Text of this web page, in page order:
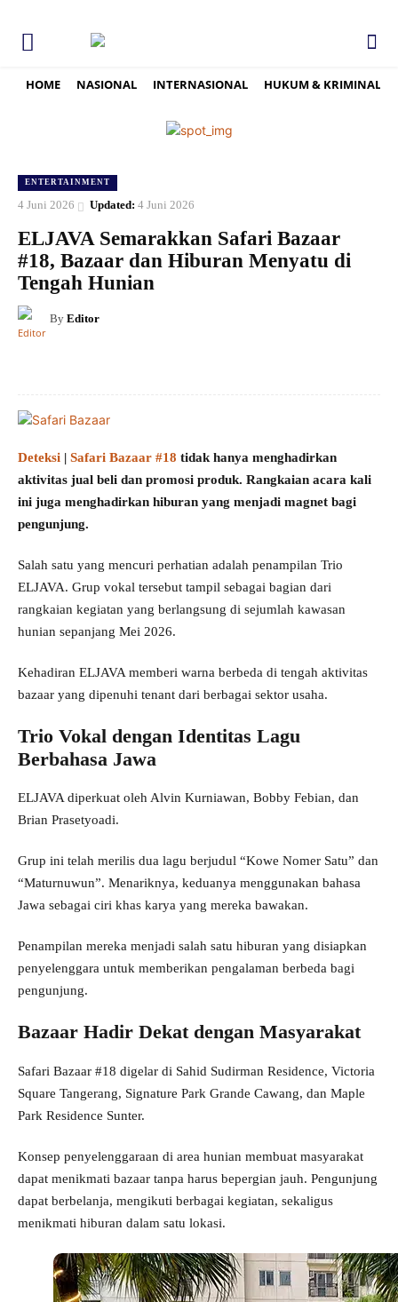
HOME NASIONAL INTERNASIONAL HUKUM & KRIMINAL
ENTERTAINMENT
4 Juni 2026 Updated: 4 Juni 2026
ELJAVA Semarakkan Safari Bazaar
#18, Bazaar dan Hiburan Menyatu di
Tengah Hunian
By Editor
Deteksi | Safari Bazaar #18 tidak hanya menghadirkan
aktivitas jual beli dan promosi produk. Rangkaian acara kali
ini juga menghadirkan hiburan yang menjadi magnet bagi
pengunjung.
Salah satu yang mencuri perhatian adalah penampilan Trio
ELJAVA. Grup vokal tersebut tampil sebagai bagian dari
rangkaian kegiatan yang berlangsung di sejumlah kawasan
hunian sepanjang Mei 2026.
Kehadiran ELJAVA memberi warna berbeda di tengah aktivitas
bazaar yang dipenuhi tenant dari berbagai sektor usaha.
Trio Vokal dengan Identitas Lagu
Berbahasa Jawa
ELJAVA diperkuat oleh Alvin Kurniawan, Bobby Febian, dan
Brian Prasetyoadi.
Grup ini telah merilis dua lagu berjudul “Kowe Nomer Satu” dan
“Maturnuwun”. Menariknya, keduanya menggunakan bahasa
Jawa sebagai ciri khas karya yang mereka bawakan.
Penampilan mereka menjadi salah satu hiburan yang disiapkan
penyelenggara untuk memberikan pengalaman berbeda bagi
pengunjung.
Bazaar Hadir Dekat dengan Masyarakat
Safari Bazaar #18 digelar di Sahid Sudirman Residence, Victoria
Square Tangerang, Signature Park Grande Cawang, dan Maple
Park Residence Sunter.
Konsep penyelenggaraan di area hunian membuat masyarakat
dapat menikmati bazaar tanpa harus bepergian jauh. Pengunjung
dapat berbelanja, mengikuti berbagai kegiatan, sekaligus
menikmati hiburan dalam satu lokasi.